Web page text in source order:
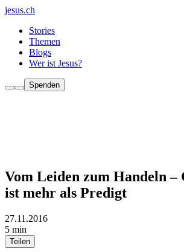
jesus.ch
Stories
Themen
Blogs
Wer ist Jesus?
Spenden
Vom Leiden zum Handeln –
ist mehr als Predigt
27.11.2016
5 min
Teilen